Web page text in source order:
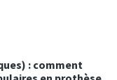
: comment